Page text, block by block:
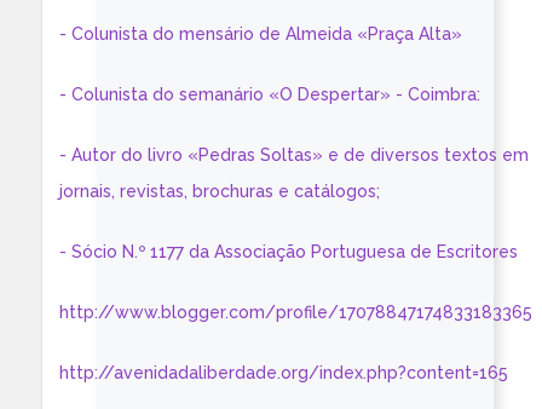
- Colunista do mensário de Almeida «Praça Alta»
- Colunista do semanário «O Despertar» - Coimbra:
- Autor do livro «Pedras Soltas» e de diversos textos em
jornais, revistas, brochuras e catálogos;
- Sócio N.º 1177 da Associação Portuguesa de Escritores
http://www.blogger.com/profile/17078847174833183365
http://avenidadaliberdade.org/index.php?content=165